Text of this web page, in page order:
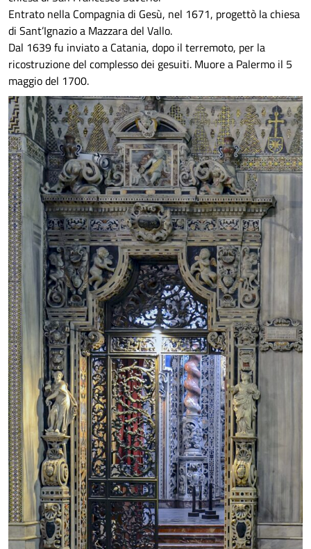
Entrato nella Compagnia di Gesù, nel 1671, progettò la chiesa
di Sant’Ignazio a Mazzara del Vallo.
Dal 1639 fu inviato a Catania, dopo il terremoto, per la
ricostruzione del complesso dei gesuiti. Muore a Palermo il 5
maggio del 1700.